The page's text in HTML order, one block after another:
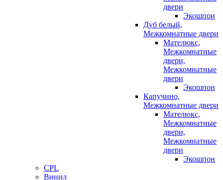
двери
Экошпон
Дуб белый,
Межкомнатные двери
Мателюкс,
Межкомнатные
двери,
Межкомнатные
двери
Экошпон
Капучино,
Межкомнатные двери
Мателюкс,
Межкомнатные
двери,
Межкомнатные
двери
Экошпон
CPL
Винил